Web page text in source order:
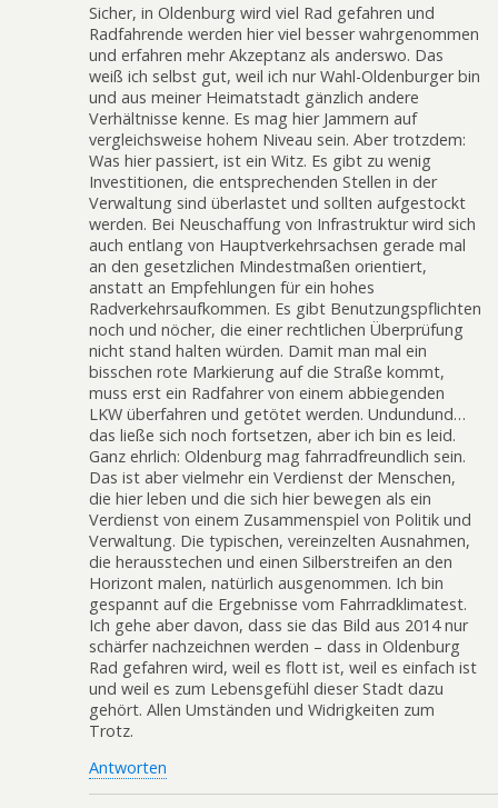
Sicher, in Oldenburg wird viel Rad gefahren und
Radfahrende werden hier viel besser wahrgenommen
und erfahren mehr Akzeptanz als anderswo. Das
weiß ich selbst gut, weil ich nur Wahl-Oldenburger bin
und aus meiner Heimatstadt gänzlich andere
Verhältnisse kenne. Es mag hier Jammern auf
vergleichsweise hohem Niveau sein. Aber trotzdem:
Was hier passiert, ist ein Witz. Es gibt zu wenig
Investitionen, die entsprechenden Stellen in der
Verwaltung sind überlastet und sollten aufgestockt
werden. Bei Neuschaffung von Infrastruktur wird sich
auch entlang von Hauptverkehrsachsen gerade mal
an den gesetzlichen Mindestmaßen orientiert,
anstatt an Empfehlungen für ein hohes
Radverkehrsaufkommen. Es gibt Benutzungspflichten
noch und nöcher, die einer rechtlichen Überprüfung
nicht stand halten würden. Damit man mal ein
bisschen rote Markierung auf die Straße kommt,
muss erst ein Radfahrer von einem abbiegenden
LKW überfahren und getötet werden. Undundund…
das ließe sich noch fortsetzen, aber ich bin es leid.
Ganz ehrlich: Oldenburg mag fahrradfreundlich sein.
Das ist aber vielmehr ein Verdienst der Menschen,
die hier leben und die sich hier bewegen als ein
Verdienst von einem Zusammenspiel von Politik und
Verwaltung. Die typischen, vereinzelten Ausnahmen,
die herausstechen und einen Silberstreifen an den
Horizont malen, natürlich ausgenommen. Ich bin
gespannt auf die Ergebnisse vom Fahrradklimatest.
Ich gehe aber davon, dass sie das Bild aus 2014 nur
schärfer nachzeichnen werden – dass in Oldenburg
Rad gefahren wird, weil es flott ist, weil es einfach ist
und weil es zum Lebensgefühl dieser Stadt dazu
gehört. Allen Umständen und Widrigkeiten zum
Trotz.
Antworten